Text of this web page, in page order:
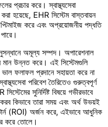
প্রচার করে। স্বাস্থ্যসেবা
হয়েছে, EHR সিস্টেম বাস্তবায়ন
করে এবং অপ্রয়োজনীয় পদ্ধতি
অমূল্য সম্পদ। অপারেশনাল
মান উন্নত করে। এই সিস্টেমগুলি
ভাল ফলাফল প্রদানে সহায়তা করে না
পরিবেশ তৈরিতেও গুরুত্বপূর্ণ
সুনির্দিষ্ট বিষয়ে গভীরভাবে
কিভাবে তারা সময় এবং অর্থ উভয়ই
(ROI) অর্জন করে, এইভাবে আধুনিক
করে তোলে।